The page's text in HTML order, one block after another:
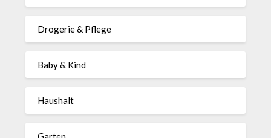
Drogerie & Pflege
Baby & Kind
Haushalt